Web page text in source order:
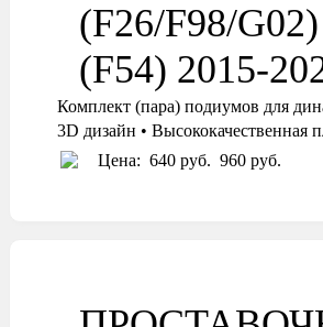
(F26/F98/
(F54) 2015-
Комплект (пара) подиумов для
3D дизайн • Высококачественная
Цена: 640 руб. 960 руб.